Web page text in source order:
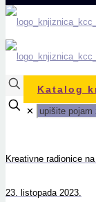
Katalog
✕
Kreativne radionice
23. listopada 2023.